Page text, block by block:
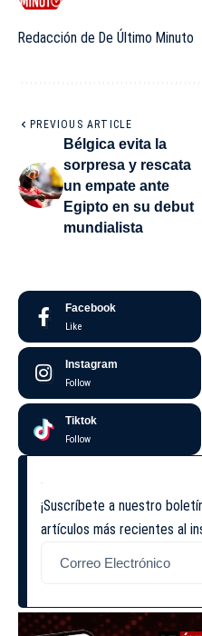
Redacción de De Último Minuto
PREVIOUS ARTICLE
Bélgica evita la
sorpresa y rescata
un empate ante
Egipto en su debut
mundialista
Facebook
Like
Instagram
Follow
Tiktok
Follow
¡Suscríbete a nuestro
artículos más recientes al